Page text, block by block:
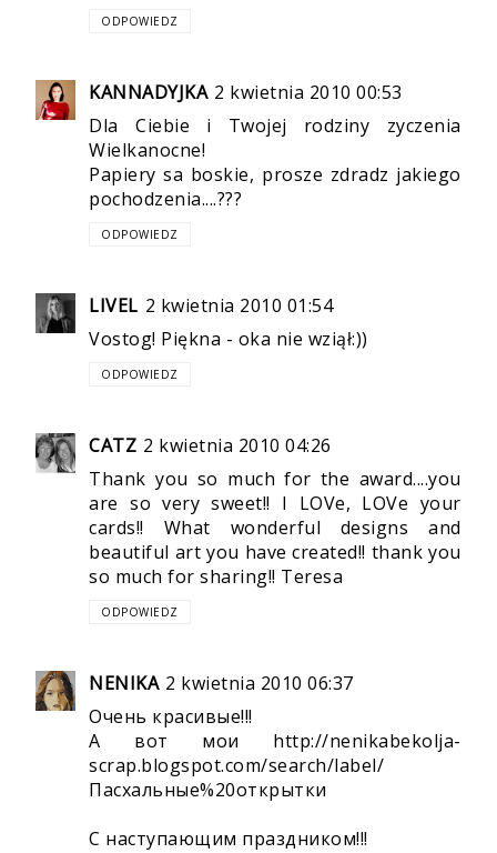
ODPOWIEDZ
KANNADYJKA 2 kwietnia 2010 00:53
Dla Ciebie i Twojej rodziny zyczenia
Wielkanocne!
Papiery sa boskie, prosze zdradz jakiego
pochodzenia....???
ODPOWIEDZ
LIVEL 2 kwietnia 2010 01:54
Vostog! Piękna - oka nie wziął:))
ODPOWIEDZ
CATZ 2 kwietnia 2010 04:26
Thank you so much for the award....you
are so very sweet!! I LOVe, LOVe your
cards!! What wonderful designs and
beautiful art you have created!! thank you
so much for sharing!! Teresa
ODPOWIEDZ
NENIKA 2 kwietnia 2010 06:37
Очень красивые!!!
А вот мои http://nenikabekolja-
scrap.blogspot.com/search/label/
Пасхальные%20открытки
С наступающим праздником!!!